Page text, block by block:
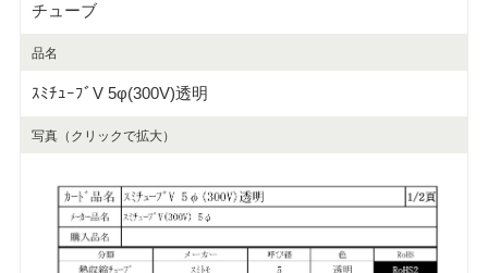
チューブ
品名
ｽﾐﾁｭｰﾌﾞV 5φ(300V)透明
写真（クリックで拡大）